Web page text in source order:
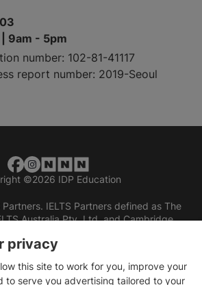
9am - 5pm
number: 102-81-41117
report number: 2019-Seoul
©2026 IDP Education
IELTS Partners defined as The
Australia Pty. Ltd. and Cambridge
privacy
this site to work for you, improve your
to serve you advertising tailored to your